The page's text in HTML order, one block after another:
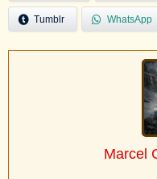
Tumblr WhatsApp
Marcel